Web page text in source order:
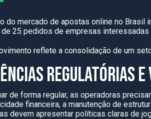
do mercado de apostas online no Brasil
de 25 pedidos de empresas
reflete a consolidação de um
REGULATÓRIAS
de forma regular, as operadoras
financeira, a manutenção de
devem apresentar políticas claras de